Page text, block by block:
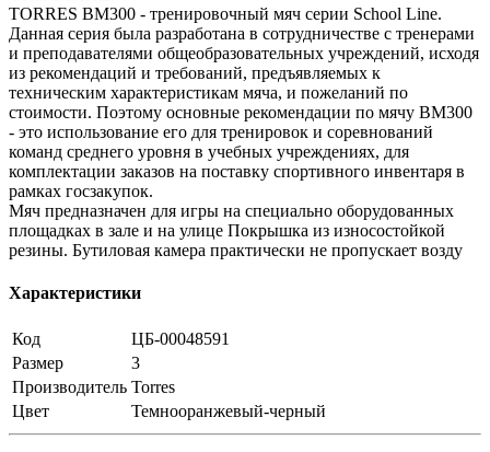
TORRES BM300 - тренировочный мяч серии School Line.
Данная серия была разработана в сотрудничестве с тренерами
и преподавателями общеобразовательных учреждений, исходя
из рекомендаций и требований, предъявляемых к
техническим характеристикам мяча, и пожеланий по
стоимости. Поэтому основные рекомендации по мячу BM300
- это использование его для тренировок и соревнований
команд среднего уровня в учебных учреждениях, для
комплектации заказов на поставку спортивного инвентаря в
рамках госзакупок.
Мяч предназначен для игры на специально оборудованных
площадках в зале и на улице Покрышка из износостойкой
резины. Бутиловая камера практически не пропускает возду
Характеристики
Код
ЦБ-00048591
Размер
3
Производитель Torres
Цвет
Темнооранжевый-черный